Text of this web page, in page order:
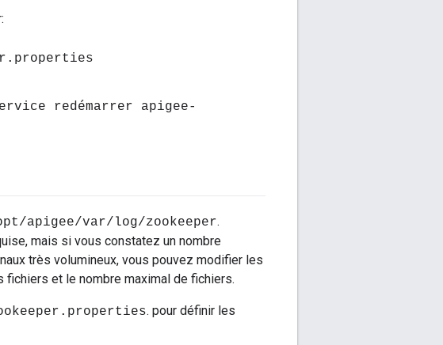
redémarrer apigee-
apigee/var/log/zookeeper.
mais si vous constatez un nombre
très volumineux, vous pouvez modifier les
et le nombre maximal de fichiers.
. pour définir les